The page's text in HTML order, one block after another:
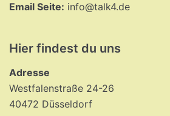
Email Seite: info@talk4.de
Hier findest du uns
Adresse
Westfalenstraße 24-26
40472 Düsseldorf